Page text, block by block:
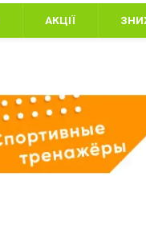
ДИТЯЧІ
РУКАВИЦІ
АКЦІЇ